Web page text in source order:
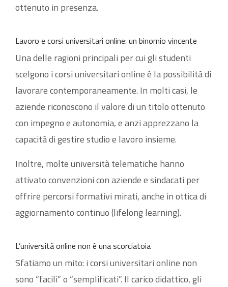
ottenuto in presenza.
Lavoro e corsi universitari online: un binomio vincente
Una delle ragioni principali per cui gli studenti
scelgono i corsi universitari online è la possibilità di
lavorare contemporaneamente. In molti casi, le
aziende riconoscono il valore di un titolo ottenuto
con impegno e autonomia, e anzi apprezzano la
capacità di gestire studio e lavoro insieme.
Inoltre, molte università telematiche hanno
attivato convenzioni con aziende e sindacati per
offrire percorsi formativi mirati, anche in ottica di
aggiornamento continuo (lifelong learning).
L’università online non è una scorciatoia
Sfatiamo un mito: i corsi universitari online non
sono “facili” o “semplificati”. Il carico didattico, gli